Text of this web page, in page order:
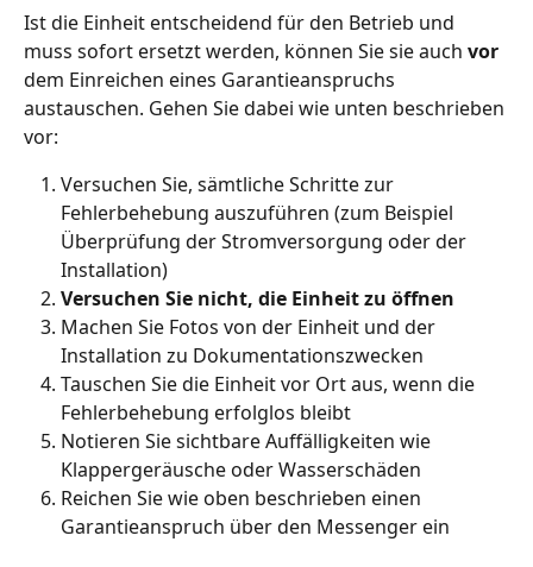
Ist die Einheit entscheidend für den Betrieb und
muss sofort ersetzt werden, können Sie sie auch vor
dem Einreichen eines Garantieanspruchs
austauschen. Gehen Sie dabei wie unten beschrieben
vor:
Versuchen Sie, sämtliche Schritte zur
Fehlerbehebung auszuführen (zum Beispiel
Überprüfung der Stromversorgung oder der
Installation)
Versuchen Sie nicht, die Einheit zu öffnen
Machen Sie Fotos von der Einheit und der
Installation zu Dokumentationszwecken
Tauschen Sie die Einheit vor Ort aus, wenn die
Fehlerbehebung erfolglos bleibt
Notieren Sie sichtbare Auffälligkeiten wie
Klappergeräusche oder Wasserschäden
Reichen Sie wie oben beschrieben einen
Garantieanspruch über den Messenger ein